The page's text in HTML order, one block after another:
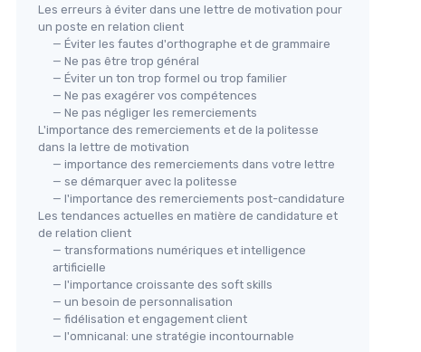
Les erreurs à éviter dans une lettre de motivation pour
un poste en relation client
— Éviter les fautes d'orthographe et de grammaire
— Ne pas être trop général
— Éviter un ton trop formel ou trop familier
— Ne pas exagérer vos compétences
— Ne pas négliger les remerciements
L'importance des remerciements et de la politesse
dans la lettre de motivation
— importance des remerciements dans votre lettre
— se démarquer avec la politesse
— l'importance des remerciements post-candidature
Les tendances actuelles en matière de candidature et
de relation client
— transformations numériques et intelligence
artificielle
— l'importance croissante des soft skills
— un besoin de personnalisation
— fidélisation et engagement client
— l'omnicanal: une stratégie incontournable